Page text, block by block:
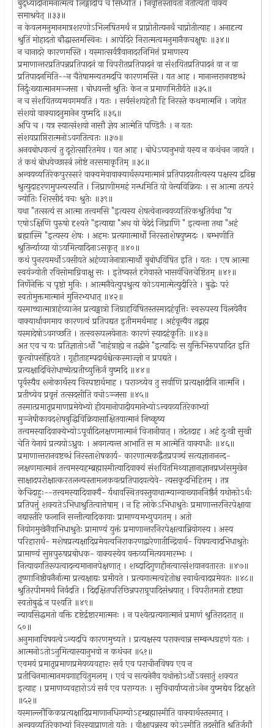
बुद्ध्यादीनामनात्मत्वं लिङ्गादपि च सिध्यति । निवृत्तिस्तावता नेतीत्यतो वाक्यं
समाश्रयेत् ॥३३॥
न केवलमनुमानमात्रशरणोऽभिलषितमर्थं न प्राप्नोतीत्यनर्थं चाप्नोतीत्याह । अनादृत्य
श्रुतिं मोहादतो बौद्धास्तमस्विनः । आपेदिरे निरात्मत्वमनुमानैकचक्षुषः ॥३४॥
न चानादरे कारणमस्ति । यस्मात्सर्वत्रैवानादरनिमित्तं प्रमाणस्य
प्रमाणान्तरप्रतिपन्नप्रतिपादनं वा विपरीतप्रतिपादनं वा संशयितप्रतिपादनं वा न वा
प्रतिपादनमिति--न चैतेषामन्यतमदपि कारणमस्ति । यत आह । मानान्तरानवष्टब्धं
निर्दुःख्यात्मानमञ्जसा । बोधयन्ती श्रुतिः केन न प्रमाणमितीर्यते ॥३५॥
न च संशयितव्यमवगमयति । यतः । सर्वसंशयहेतौ हि निरस्ते कथमात्मनि । जायेत
संशयो वाक्यादनुमानेन युष्मदि ॥३६॥
अपि च । यत्र स्यात्संशयो नासौ ज्ञेय आत्मेति पण्डितैः । न यतः
संशयप्राप्तिरात्मनोऽवगतित्वतः ॥३७॥
अनवबोधकत्वं तु दूरोत्सारितमेव । यत आह । बोधेऽप्यनुभवो यस्य न कथंचन जायते ।
तं कथं बोधयेच्छास्त्रं लोष्टं नरसमाकृतिम् ॥३८॥
अन्वयव्यतिरेकपुरस्सरं वाक्यमेवावाक्यार्थरूपमात्मानं प्रतिपादयतीत्यस्य पक्षस्य द्रढिम्न
श्रुत्युदाहरणमुपन्यस्यति । जिघ्राणीममहं गन्धमिति यो वेत्त्यविक्रियः । स आत्मा तत्परं
ज्योतिः शिरसीदं वचः श्रुतेः ॥३९॥
यथा "तत्सत्यं स आत्मा तत्त्वमसि "इत्यस्य शेषत्वेनान्वयव्यतिरेकश्रुतिर्यथा "य
एषोऽक्षिणि पुरुषो दृश्यते "इत्याद्या "अथ यो वेदेदं जिघ्राणि " इत्यन्ता तथा "अहं
ब्रह्मास्मि "इत्यस्य शेषः । अहमः प्रत्यगात्मार्थो निरस्ताशेषयुष्मदः । बम्भणीति
श्रुतिर्न्याय्या योऽयमित्यादिनाऽसकृत् ॥४०॥
कथं पुनरयमर्थोऽवसीयते अहंव्याजेनात्रात्मार्थो बुबोधयिषित इति । यतः । एष आत्मा
स्वयंज्योती रविसोमाग्निवाक्षु सः । इतेष्वस्तं दृगेवास्ते भासयंचित्तचेष्टितम् ॥४१॥
निर्णेनेक्ति च पृष्टो मुनिः । आत्मनैवेत्युपश्रुत्य कोऽयमात्मेत्युदीरिते । बुद्धेः परं
स्वतोमुक्तमात्मानं मुनिरभ्यधात् ॥४२॥
यस्माच्चात्मात्राहंव्याजेन प्रत्यङ्मात्रो जिग्राहयिषितस्तस्मादहंवृत्तिः स्वरूपस्य विलयेनैव
वाक्यार्थावगमाय कारणत्वं प्रतिपद्यत इतीममर्थमाह । अहंवृत्त्यैव तद्ब्रह्म
यस्मादेषोऽवगच्छति । तत्स्वरूपलयेनातः कारणं स्यादहंकृतिः ॥४३॥
अत एव च यः प्रतिज्ञातोऽर्थो "नाहंग्राह्ये न तद्धीने "इत्यादिः स युक्तिभिरुपपादित इति
कृत्वोपसंह्रियते । गृहीताहम्पदार्थश्चेत्कस्माज्ज्ञो न प्रपद्यते ।
प्रत्यक्षादिविरोधाच्चेत्प्रतीच्युक्तिर्न युष्मदि ॥४४॥
पूर्वस्यैव श्लोकार्थस्य विस्पष्टार्थमाह । पराञ्च्येव तु सर्वाणि प्रत्यक्षादीनि नात्मनि ।
प्रतीच्येव प्रवृत्तं तत्सदसीति वचोऽञ्जसा ॥४५॥
तस्मात्प्रमातृप्रमाणप्रमेयेभ्यो हीयमानोपादीयमानेभ्योऽन्वयव्यतिरेकाभ्यां
मुञ्जेषीकावदशेषबुद्धिविक्रियासाक्षितयात्मानं निष्कृष्य
तत्त्वमस्यादिवाक्येभ्योऽपूर्वादिलक्षणमात्मानं विजानीयात् । तदेतदाह । अहं दुःखी सुखी
चेति येनायं प्रत्ययोऽध्रुवः । अवगत्यन्त आभाति स म आत्मेति वाक्यधीः ॥४६॥
प्रमाणान्तरानवष्टब्धं निरस्ताशेषकार्य- कारणात्मकद्वैतप्रपञ्चं सत्यज्ञानानन्द-
लक्षणमात्मानं तत्त्वमस्यहम्ब्रह्मास्मीत्यादिवाक्यं संशयितमिथ्याज्ञानाज्ञानप्रध्वंसमुखेन
साक्षादपरोक्षात्करतलन्यस्तामलकवत्प्रतिपादयत्येवे- त्यसकृदभिहितम् । तत्र
केचिदाहुः--तत्त्वमस्यादिवाक्यै- र्यथावस्थितवस्तुयाथात्म्यान्वाख्याननिष्ठैर्न यथोक्तोऽर्थः
प्रतिपत्तुं शक्यतेऽभिधाश्रुतित्वात्तेषाम् । न हि लोकेऽभिधाश्रुतेः प्रमाणान्तरनिरपेक्षाया
नद्यास्तीरे फलानि सन्तीत्यादिकायाः प्रामाण्यमभ्युपगतम् । अतो
नियोगमुखेनैवाभिधाश्रुतेः प्रामाण्यं युक्तं प्रमाणान्तरनिरपेक्षत्वान्नियोगस्य । अस्य
परिहारार्थ- मशेषप्रत्यक्षादिप्रमेयत्वनिराकरणद्वारेणातीन्द्रियार्थ- विषयत्वादभिधाश्रुतेः
प्रामाण्यं सुप्तपुरुषप्रबोधक- वाक्यस्येव वक्तव्यमित्ययमारम्भः ।
नित्यावगतिरूपत्वादन्यमानानपेक्षणात् । शब्दादिगुणहीनत्वात्संशयानवतारतः ॥४७॥
तृष्णानिष्ठीवनैर्नात्मा प्रत्यक्षाद्यः प्रमीयते । प्रत्यगात्मत्वहेतोश्च स्वार्थत्वादप्रमेयतः ॥४८॥
श्रुतिरपीममर्थं निर्वदति । दिद्दक्षितपरिछिन्नपराग्रूपादिसंश्रयात् । विपरीतमतो दृष्ट्या
स्वतोबुद्धं न पश्यति ॥४९॥
न्यायसिद्धमतो वक्ति दृष्टेर्द्रष्टारमात्मनः । न पश्येत्प्रत्यगात्मानं प्रमाणं श्रुतिरादरात् ॥
५०॥
अनुमानाविषयत्वेऽन्यदपि कारणमुच्यते । प्रत्यक्षस्य पराक्त्वान्न सम्बन्धग्रहणं यतः ।
आत्मनोऽतोऽनुमित्यास्यानुभवो न कथंचन ॥५१॥
एवमयं प्रमातृप्रमाणप्रमेयव्यवहारः सर्व एव पराचीनविषय एव न
प्रतीचिनमात्मानमवगाहयितुमलम् । एवं च सत्यनेनैव यथोक्तोऽर्थोऽवसातुं शक्यत
इत्याह । प्रमाणव्यवहारोऽयं सर्व एव पराग्यतः । सुविचार्याप्यतोऽनेन युष्मद्येव दिदृक्षते
॥५२॥
यस्माल्लौकिकप्रत्यक्षादिप्रमाणानधिगम्योऽहम्ब्रह्मास्मीति वाक्यार्थस्तस्मात् ।
अन्वयव्यतिरेकाभ्यां निरस्याप्राणतो यतेः । वीक्षापन्नस्य कोऽस्मीति तदसीति श्रुतिर्जगौ